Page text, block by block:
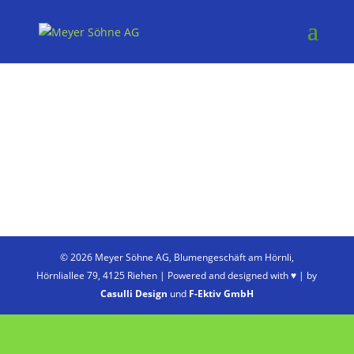
© 2026 Meyer Söhne AG, Blumengeschäft am Hörnli,
Hörnliallee 79, 4125 Riehen | Powered and designed with ♥ | by
Casulli Design und F-Ektiv GmbH